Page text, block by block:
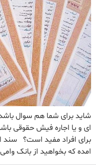
شاید برای شما هم سوال باشد
ای و یا اجاره فیش حقوقی
برای افراد مفید است؟ سند
امده که بخواهید از بانک